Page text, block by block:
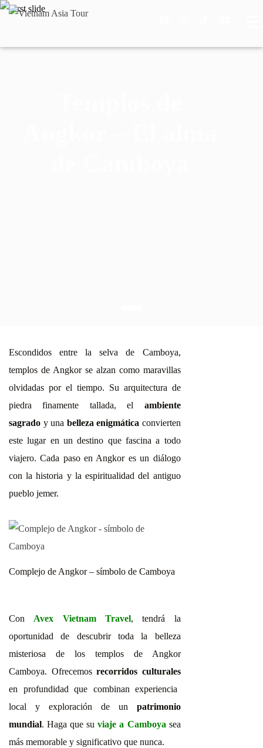
Escondidos entre la selva de Camboya,
templos de Angkor se alzan como maravillas
olvidadas por el tiempo. Su arquitectura de
piedra finamente tallada, el ambiente
sagrado y una belleza enigmática convierten
este lugar en un destino que fascina a todo
viajero. Cada paso en Angkor es un diálogo
con la historia y la espiritualidad del antiguo
pueblo jemer.
Complejo de Angkor – símbolo de Camboya
Con Avex Vietnam Travel, tendrá la
oportunidad de descubrir toda la belleza
misteriosa de los templos de Angkor
Camboya. Ofrecemosrecorridos culturales
en profundidad que combinan experiencia
local y exploración de un patrimonio
mundial. Haga que suviaje a Camboya sea
más memorable y significativo que nunca.